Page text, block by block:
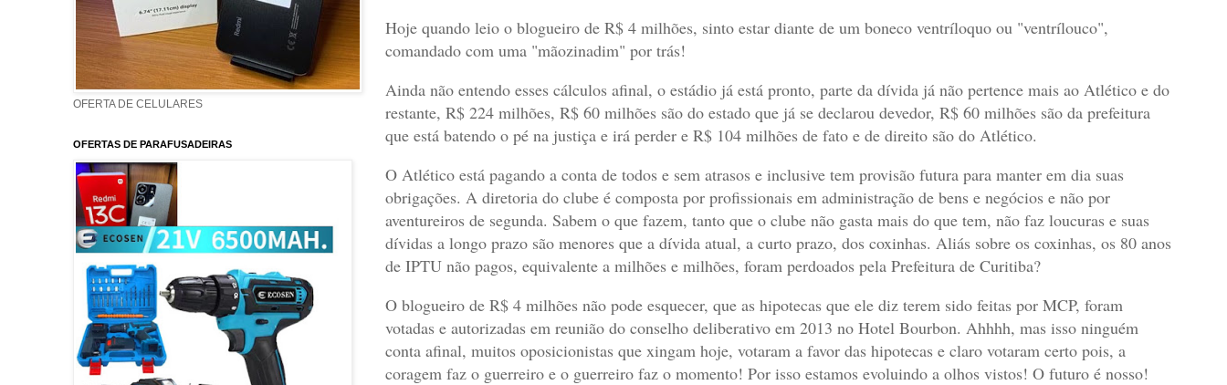
Hoje quando leio o blogueiro de R$ 4 milhões, sinto estar diante de um boneco ventríloquo ou "ventrílouco",
comandado com uma "mãozinadim" por trás!
Ainda não entendo esses cálculos afinal, o estádio já está pronto, parte da dívida já não pertence mais ao Atlético e do
restante, R$ 224 milhões, R$ 60 milhões são do estado que já se declarou devedor, R$ 60 milhões são da prefeitura
que está batendo o pé na justiça e irá perder e R$ 104 milhões de fato e de direito são do Atlético.
O Atlético está pagando a conta de todos e sem atrasos e inclusive tem provisão futura para manter em dia suas
obrigações. A diretoria do clube é composta por profissionais em administração de bens e negócios e não por
aventureiros de segunda. Sabem o que fazem, tanto que o clube não gasta mais do que tem, não faz loucuras e suas
dívidas a longo prazo são menores que a dívida atual, a curto prazo, dos coxinhas. Aliás sobre os coxinhas, os 80 anos
de IPTU não pagos, equivalente a milhões e milhões, foram perdoados pela Prefeitura de Curitiba?
O blogueiro de R$ 4 milhões não pode esquecer, que as hipotecas que ele diz terem sido feitas por MCP, foram
votadas e autorizadas em reunião do conselho deliberativo em 2013 no Hotel Bourbon. Ahhhh, mas isso ninguém
conta afinal, muitos oposicionistas que xingam hoje, votaram a favor das hipotecas e claro votaram certo pois, a
coragem faz o guerreiro e o guerreiro faz o momento! Por isso estamos evoluindo a olhos vistos! O futuro é nosso!
OFERTA DE CELULARES
OFERTAS DE PARAFUSADEIRAS